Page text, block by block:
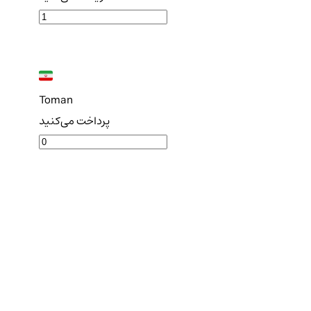
Toman
پرداخت می‌کنید